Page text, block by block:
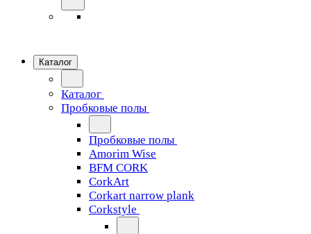
Каталог
Каталог
Пробковые полы
Пробковые полы
Amorim Wise
BFM CORK
CorkArt
Corkart narrow plank
Corkstyle